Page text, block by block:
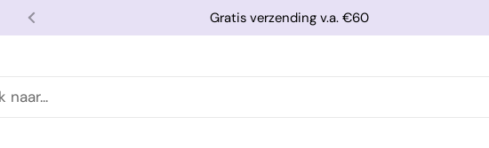
Vorige Gratis verzending v.a. €60